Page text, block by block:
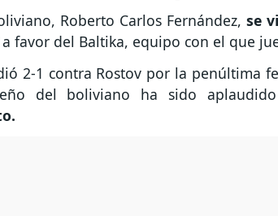
Roberto Carlos Fernández, se
a favor del Baltika, equipo con el que
2-1 contra Rostov por la penúltima
del boliviano ha sido